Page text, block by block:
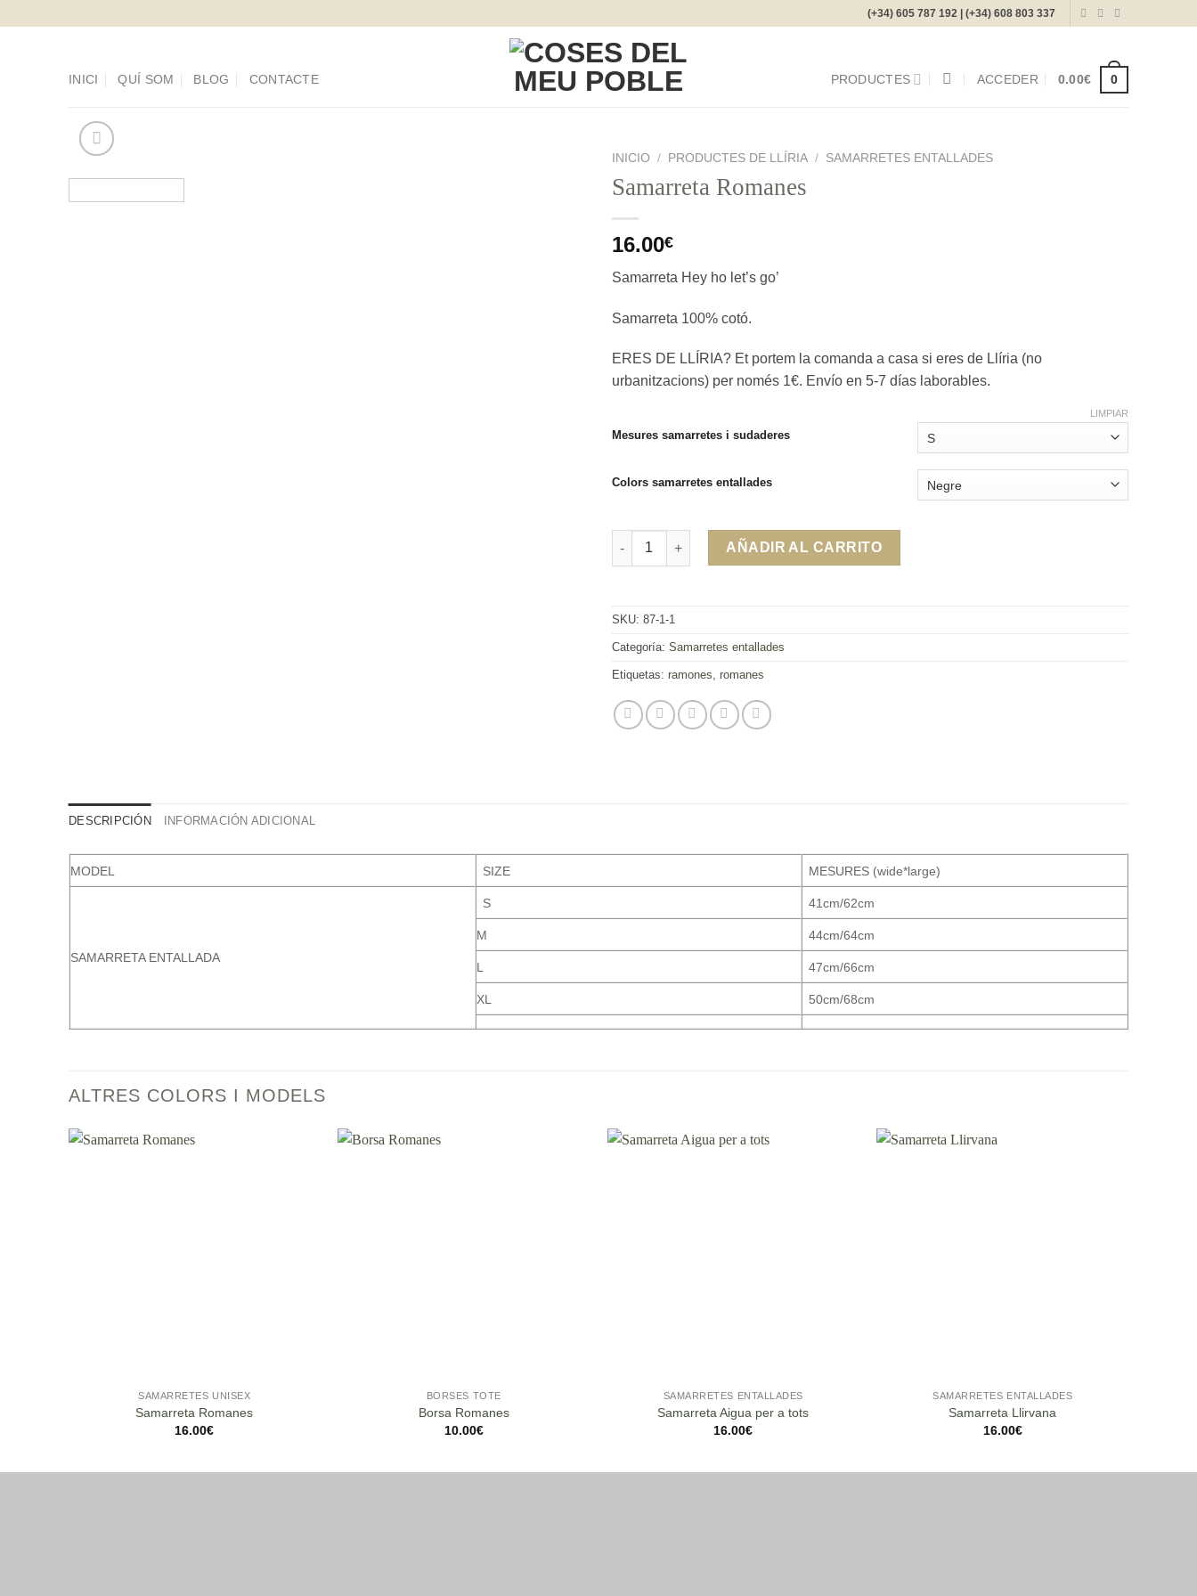
(+34) 605 787 192 | (+34) 608 803 337
INICI QUÍ SOM BLOG CONTACTE PRODUCTES ACCEDER 0.00€ 0
INICIO / PRODUCTES DE LLÍRIA / SAMARRETES ENTALLADES
Samarreta Romanes
16.00€
Samarreta Hey ho let’s go’
Samarreta 100% cotó.
ERES DE LLÍRIA? Et portem la comanda a casa si eres de Llíria (no
urbanitzacions) per només 1€. Envío en 5-7 días laborables.
Mesures samarretes i sudaderes
Colors samarretes entallades
LIMPIAR
Samarreta Romanes cantidad
AÑADIR AL CARRITO
SKU: 87-1-1
Categoría: Samarretes entallades
Etiquetas: ramones, romanes
DESCRIPCIÓN INFORMACIÓN ADICIONAL
MODEL SIZE MESURES (wide*large)
SAMARRETA ENTALLADA
S 41cm/62cm
M 44cm/64cm
L 47cm/66cm
XL 50cm/68cm
ALTRES COLORS I MODELS
SAMARRETES UNISEX
Samarreta Romanes
16.00€
BORSES TOTE
Borsa Romanes
10.00€
SAMARRETES ENTALLADES
Samarreta Aigua per a tots
16.00€
SAMARRETES ENTALLADES
Samarreta Llirvana
16.00€